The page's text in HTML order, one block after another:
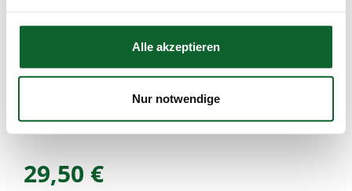
Alle akzeptieren
Nur notwendige
bestehen aus natürlichen Rohstoffen. Daher kann es zu
kleinen Unterschieden in der Holz-Farbe, Struktur oder
Diese Abweichungen machen aus jedem Stück ein
hochwertiges Unikat und sind kein Reklamationsgrund!
29,50 €